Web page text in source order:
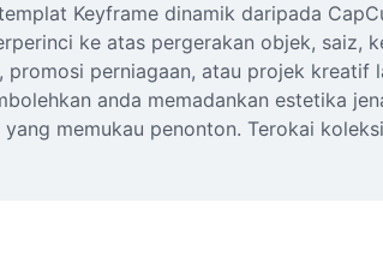
Keyframe dinamik daripada
ke atas pergerakan objek, saiz,
perniagaan, atau projek
anda memadankan estetika
memukau penonton. Terokai